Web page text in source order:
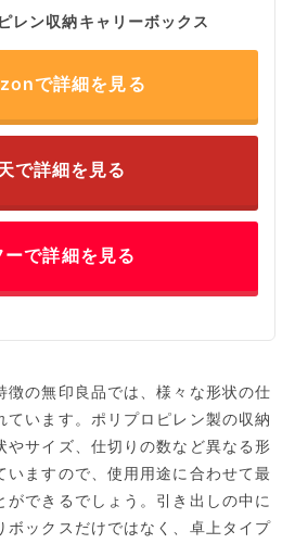
ン収納キャリーボックス
で詳細を見る
で詳細を見る
ーで詳細を見る
徴の無印良品では、様々な形状の仕
ています。ポリプロピレン製の収納
やサイズ、仕切りの数など異なる形
いますので、使用用途に合わせて最
ができるでしょう。引き出しの中に
ボックスだけではなく、卓上タイプ